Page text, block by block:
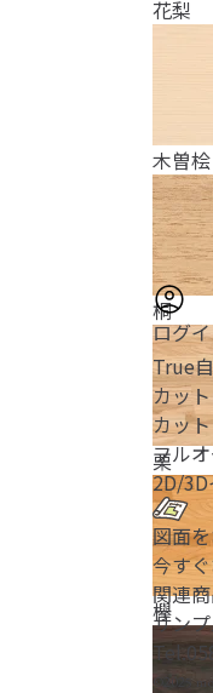
花梨
木曽桧
桐
栗
欅
ログ
True
カッ
カッ
フル
2D/3D
図面
今す
関連
サン
Tel.
©2025